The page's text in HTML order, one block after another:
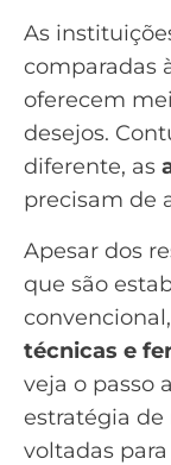
As
comparadas
oferecem
desejos.
diferente, as
precisam de
Apesar dos
que são
convencional,
técnicas e
veja o passo
estratégia
voltadas